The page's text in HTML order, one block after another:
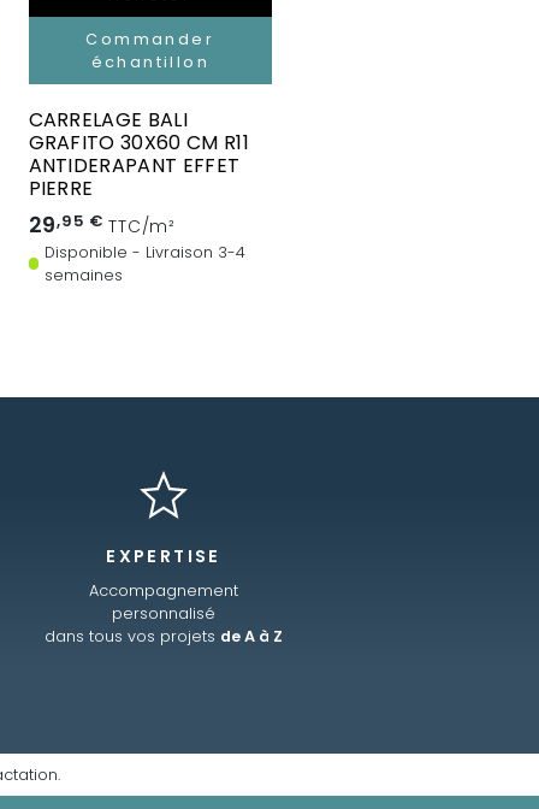
Commander
échantillon
CARRELAGE BALI
GRAFITO 30X60 CM R11
ANTIDERAPANT EFFET
PIERRE
29,95 € TTC/m²
Disponible - Livraison 3-4
semaines
EXPERTISE
Accompagnement
personnalisé
dans tous vos projets de A à Z